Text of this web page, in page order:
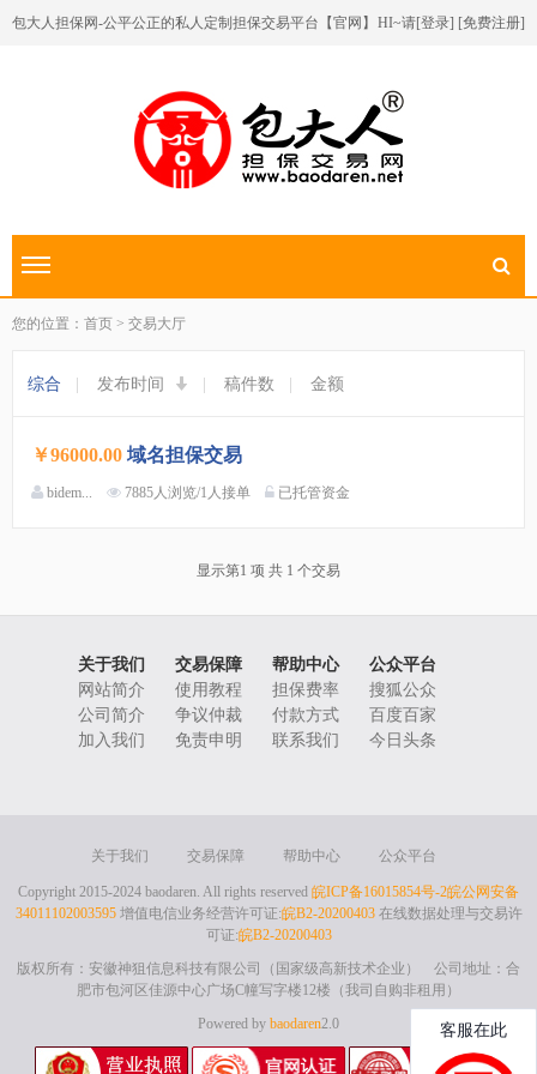
包大人担保网-公平公正的私人定制担保交易平台【官网】 HI~请[登录] [免费注册]
切换导航
您的位置：首页 > 交易大厅
综合 发布时间 稿件数 金额
￥96000.00 域名担保交易
bidem... 7885人浏览/1人接单 已托管资金
显示第1 项 共 1 个交易
关于我们 交易保障 帮助中心
公众平台
网站简介
使用教程 担保费率
搜狐公众
公司简介
争议仲裁 付款方式
百度百家
加入我们
免责申明 联系我们 今日头条
关于我们 交易保障 帮助中心 公众平台
Copyright 2015-2024 baodaren. All rights reserved 皖ICP备16015854号-2皖公网安备
34011102003595增值电信业务经营许可证:皖B2-20200403在线数据处理与交易许
可证:皖B2-20200403
版权所有：安徽神狙信息科技有限公司（国家级高新技术企业） 公司地址：合
肥市包河区佳源中心广场C幢写字楼12楼（我司自购非租用）
Powered by baodaren2.0